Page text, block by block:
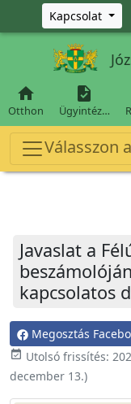
Ugrás a fő tartalomra
Kapcsolat

Otthon

Ügyintéz…
Válasszon
Javaslat a
kapcsolatos
Megosztás
event_available Utolsó frissítés:
december 13.)